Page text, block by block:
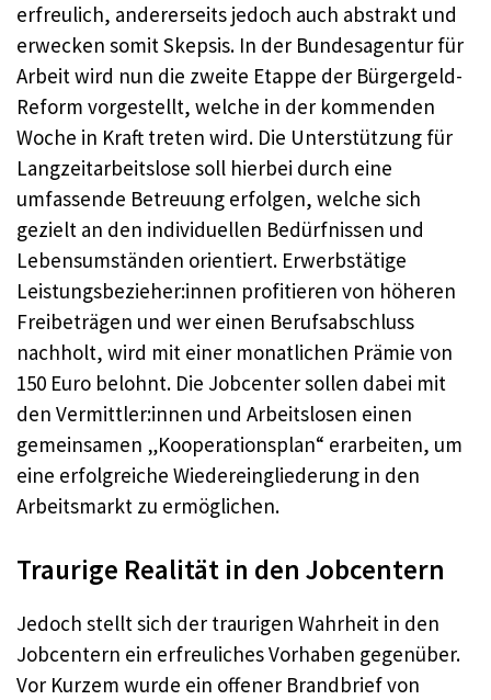
erfreulich, andererseits jedoch auch abstrakt und
erwecken somit Skepsis. In der Bundesagentur für
Arbeit wird nun die zweite Etappe der Bürgergeld-
Reform vorgestellt, welche in der kommenden
Woche in Kraft treten wird. Die Unterstützung für
Langzeitarbeitslose soll hierbei durch eine
umfassende Betreuung erfolgen, welche sich
gezielt an den individuellen Bedürfnissen und
Lebensumständen orientiert. Erwerbstätige
Leistungsbezieher:innen profitieren von höheren
Freibeträgen und wer einen Berufsabschluss
nachholt, wird mit einer monatlichen Prämie von
150 Euro belohnt. Die Jobcenter sollen dabei mit
den Vermittler:innen und Arbeitslosen einen
gemeinsamen „Kooperationsplan“ erarbeiten, um
eine erfolgreiche Wiedereingliederung in den
Arbeitsmarkt zu ermöglichen.
Traurige Realität in den Jobcentern
Jedoch stellt sich der traurigen Wahrheit in den
Jobcentern ein erfreuliches Vorhaben gegenüber.
Vor Kurzem wurde ein offener Brandbrief von